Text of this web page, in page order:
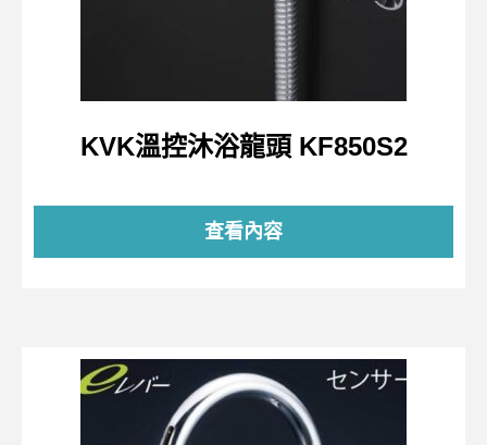
KVK溫控沐浴龍頭 KF850S2
查看內容